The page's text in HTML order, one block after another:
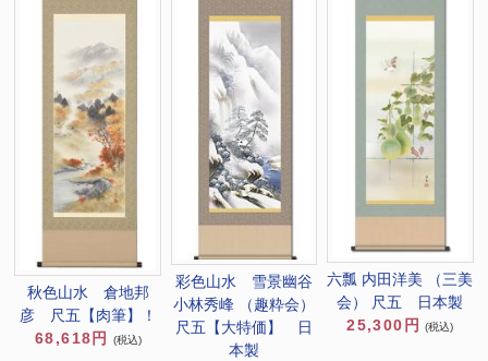
秋色山水 倉地邦
彦 尺五【肉筆】！
68,618円
(税込)
彩色山水 雪景幽谷
小林秀峰 （趣粋会）
尺五【大特価】 日
本製
六瓢 内田洋美 （三美
会） 尺五 日本製
25,300円
(税込)